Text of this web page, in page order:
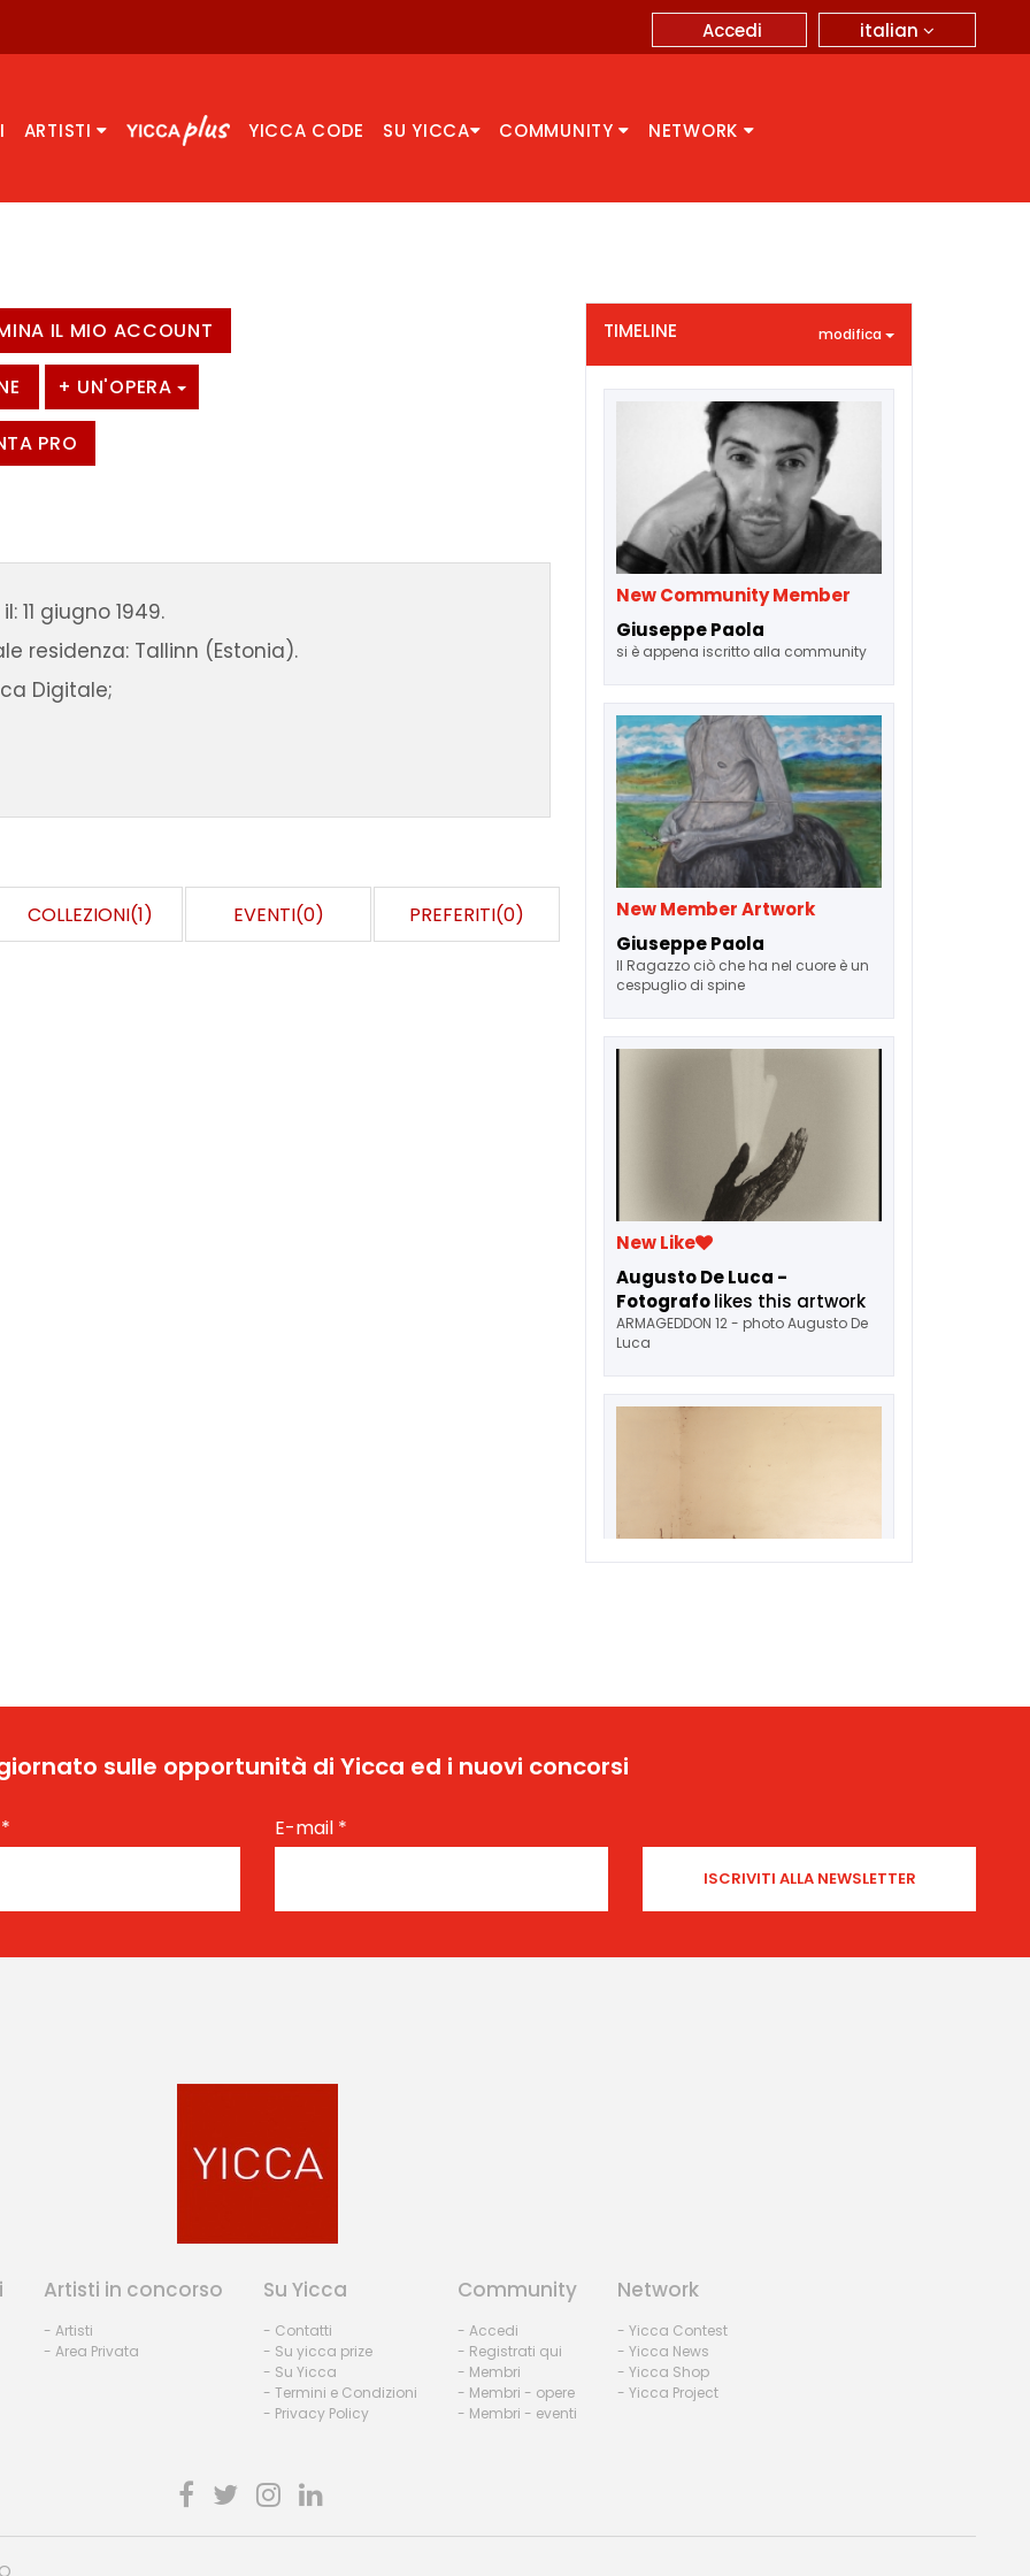
italian
Accedi
ARTISTI YICCA CODE SU YICCA COMMUNITY NETWORK
IL MIO ACCOUNT
+ UN'OPERA
PRO
11 giugno 1949.
residenza: Tallinn (Estonia).
Digitale;
COLLEZIONI(1) EVENTI(0) PREFERITI(0)
TIMELINE modifica
New Community Member
Giuseppe Paola
si è appena iscritto alla community
New Member Artwork
Giuseppe Paola
Il Ragazzo ciò che ha nel cuore è un
cespuglio di spine
New Like
Augusto De Luca -
Fotografolikes this artwork
ARMAGEDDON 12 - photo Augusto De
Luca
sulle opportunità di Yicca ed i nuovi concorsi
* E-mail *
Artisti in concorso
- Artisti
- Area Privata
Su Yicca
- Contatti
- Su yicca prize
- Su Yicca
- Termini e Condizioni
- Privacy Policy
Community
- Accedi
- Registrati qui
- Membri
- Membri - opere
- Membri - eventi
Network
- Yicca Contest
- Yicca News
- Yicca Shop
- Yicca Project